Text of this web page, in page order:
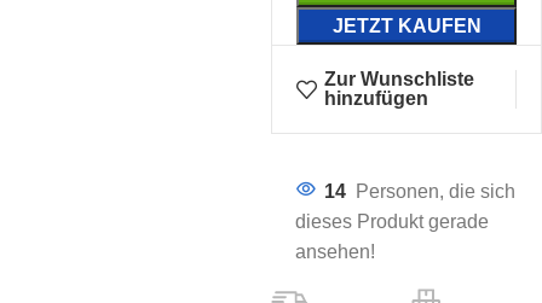
JETZT KAUFEN
Zur Wunschliste
hinzufügen
14 Personen, die sich
dieses Produkt gerade
ansehen!